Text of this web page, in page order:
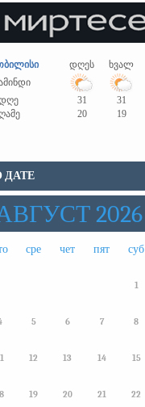
დღეს
ხვალ
31
31
20 19
ДАТЕ
2026
сре чет пят суб
1
5 6 7 8
12 13 14 15
19 20 21 22